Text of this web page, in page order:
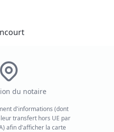
du notaire
d'informations (dont
transfert hors UE par
afin d'afficher la carte